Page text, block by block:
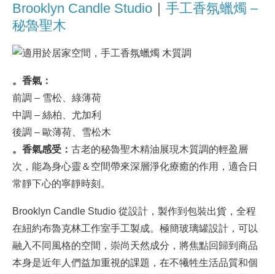
Brooklyn Candle Studio ｜ 手工香氛蠟燭 –
秘魯聖木
。香氣：
前調 – 雪松、綠薄荷
中調 – 絲柏、尤加利
後調 – 歐薄荷、雪松木
。香氣感受： 古老的秘魯聖木精油展現木質調的輕盈層
次，能為身心靈＆空間帶來深層淨化療癒的作用，適合日
常靜下心的寧靜時刻。
Brooklyn Candle Studio 從設計，製作到包裝出貨，全程
在紐約布魯克林工作室手工製成。極簡玻璃罐設計，可以
融入不同風格的空間，崇尚天然成分，將焦點回歸到商品
本身是近年人們益加重視的課題，在不犧牲生活品質和個